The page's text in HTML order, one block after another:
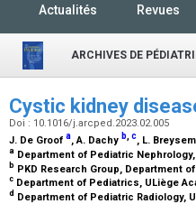
Actualités Revues
ARCHIVES DE
Cystic kidney
Doi : 10.1016/j.arcped.2023.02.005
J. De Groof a, A. Dachy b,c, L. Breysem
a Department of Pediatric
b PKD Research Group, Department
c Department of Pediatrics, ULiège
d Department of Pediatric Radiology,